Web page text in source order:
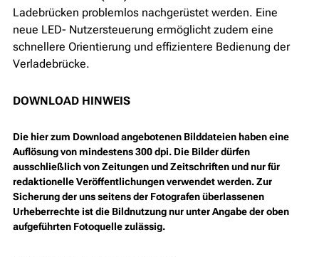
Ladebrücken problemlos nachgerüstet werden. Eine
neue LED- Nutzersteuerung ermöglicht zudem eine
schnellere Orientierung und effizientere Bedienung der
Verladebrücke.
DOWNLOAD HINWEIS
Die hier zum Download angebotenen Bilddateien haben eine
Auflösung von mindestens 300 dpi. Die Bilder dürfen
ausschließlich von Zeitungen und Zeitschriften und nur für
redaktionelle Veröffentlichungen verwendet werden. Zur
Sicherung der uns seitens der Fotografen überlassenen
Urheberrechte ist die Bildnutzung nur unter Angabe der oben
aufgeführten Fotoquelle zulässig.